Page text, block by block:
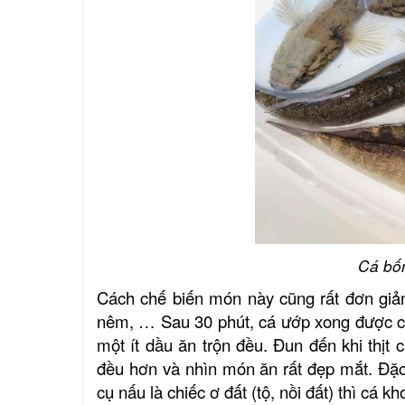
Cá
Cách chế biến món này cũng rất đơn
nêm, … Sau 30 phút, cá ướp xong được
một ít dầu ăn trộn đều. Đun đến khi thịt
đều hơn và nhìn món ăn rất đẹp mắt.
cụ nấu là chiếc ơ đất (tộ, nồi đất) thì cá